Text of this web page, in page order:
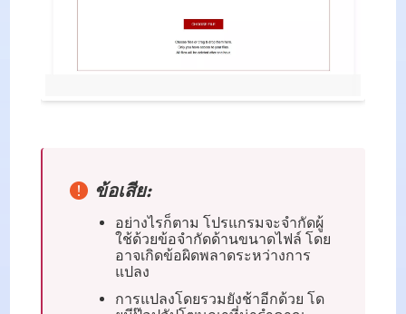
ข้อเสีย:
อย่างไรก็ตาม โปรแกรมจะจำกัดผู้
ใช้ด้วยข้อจำกัดด้านขนาดไฟล์ โดย
อาจเกิดข้อผิดพลาดระหว่างการ
แปลง
การแปลงโดยรวมยังช้าอีกด้วย โด